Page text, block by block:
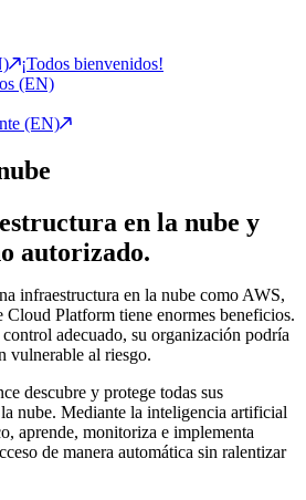
¡Todos bienvenidos!
(EN)
(EN)
en la nube y
autorizado.
infraestructura en la nube como AWS,
Platform tiene enormes beneficios.
adecuado, su organización podría
vulnerable al riesgo.
descubre y protege todas sus
nube. Mediante la inteligencia artificial
aprende, monitoriza e implementa
de manera automática sin ralentizar